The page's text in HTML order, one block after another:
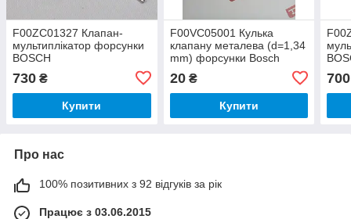
F00ZC01327 Клапан-
мультиплікатор форсунки
BOSCH
730 ₴
Купити
F00VC05001 Кулька
клапану металева (d=1,34
mm) форсунки Bosch
20₴
Купити
700
Про нас
100% позитивних з 92 відгуків за рік
Працює з 03.06.2015